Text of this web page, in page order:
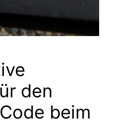
den
beim